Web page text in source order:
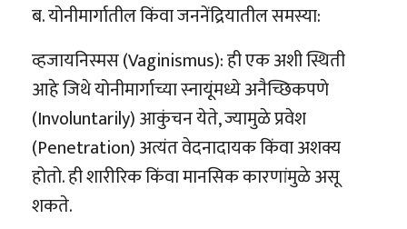
ब. योनीमार्गातील किंवा जननेंद्रियातील समस्या:
व्हजायनिस्मस (Vaginismus): ही एक अशी स्थिती
आहे जिथे योनीमार्गाच्या स्नायूंमध्ये अनैच्छिकपणे
(Involuntarily) आकुंचन येते, ज्यामुळे प्रवेश
(Penetration) अत्यंत वेदनादायक किंवा अशक्य
होतो. ही शारीरिक किंवा मानसिक कारणांमुळे असू
शकते.